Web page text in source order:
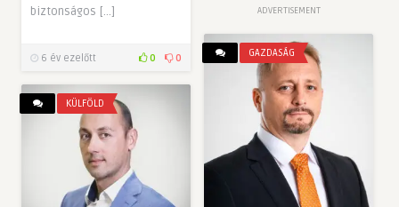
biztonságos […]
6 év ezelőtt 0 0
ADVERTISEMENT
GAZDASÁG
KÜLFÖLD